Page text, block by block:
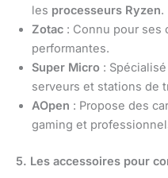
les processeurs Ryzen.
Zotac : Connu pour ses
performantes.
Super Micro :
serveurs et stations de
AOpen : Propose des
gaming et
5. Les accessoires pour